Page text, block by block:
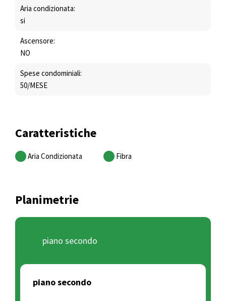
Aria condizionata:
si
Ascensore:
NO
Spese condominiali:
50/MESE
Caratteristiche
Aria Condizionata Fibra
Planimetrie
piano secondo
piano secondo